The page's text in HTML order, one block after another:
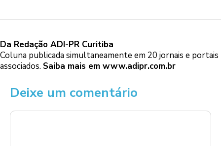
Da Redação ADI-PR Curitiba
Coluna publicada simultaneamente em 20 jornais e portais
associados. Saiba mais em www.adipr.com.br
Deixe um comentário
Comentário